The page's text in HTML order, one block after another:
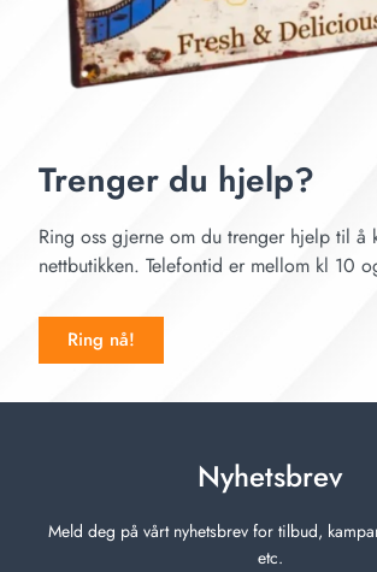
Trenger du hjelp?
Ring oss gjerne om du trenger hjelp til å
nettbutikken. Telefontid er mellom kl 10
Ring nå!
Nyhetsbrev
Meld deg på vårt nyhetsbrev for tilbud,
etc.